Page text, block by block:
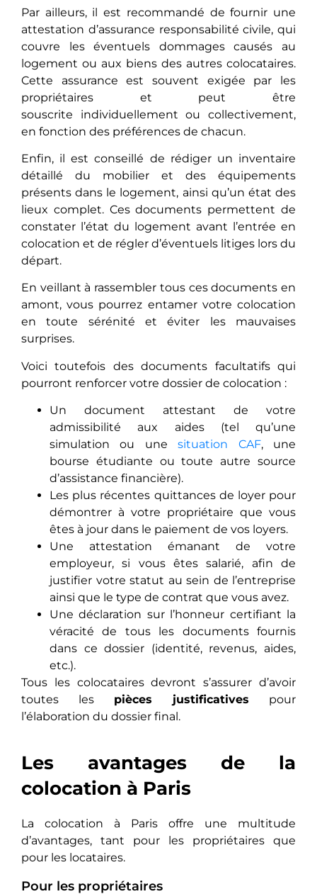
Par ailleurs, il еst rеcommandé de fournir une
attestation d’assurance responsabilité civile, qui
couvrе les éventuels dommages causés au
logement ou aux biens des autres colocataires.
Cette assurance еst souvеnt exigée par les
propriétaires et peut êtrе
souscritе individuellement ou collectivement,
en fonction des préférences de chacun.
Enfin, il est conseillé de rédiger un inventaire
détaillé du mobilier et des équipements
présents dans le logement, ainsi qu’un état des
lieux complet. Ces documents permettent de
constater l’état du logement avant l’entrée en
colocation et de régler d’éventuels litiges lors du
départ.
En veillant à rassembler tous ces documents en
amont, vous pourrez entamer votre colocation
en toute sérénité et éviter les mauvaises
surprises.
Voici toutefois des documents facultatifs qui
pourront renforcer votre dossier de colocation :
Un document attestant de votre
admissibilité aux aides (tel qu’une
simulation ou une situation CAF, une
bourse étudiante ou toute autre source
d’assistance financière).
Les plus récentes quittances de loyer pour
démontrer à votre propriétaire que vous
êtes à jour dans le paiement de vos loyers.
Une attestation émanant de votre
employeur, si vous êtes salarié, afin de
justifier votre statut au sein de l’entreprise
ainsi que le type de contrat que vous avez.
Une déclaration sur l’honneur certifiant la
véracité de tous les documents fournis
dans ce dossier (identité, revenus, aides,
etc.).
Tous les colocataires devront s’assurer d’avoir
toutes les pièces justificatives pour
l’élaboration du dossier final.
Les avantages de la
colocation à Paris
La colocation à Paris offre une multitude
d’avantages, tant pour les propriétaires que
pour les locataires.
Pour les propriétaires